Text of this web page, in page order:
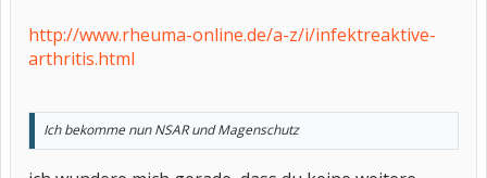
http://www.rheuma-online.de/a-z/i/infektreaktive-
arthritis.html
Ich bekomme nun NSAR und Magenschutz